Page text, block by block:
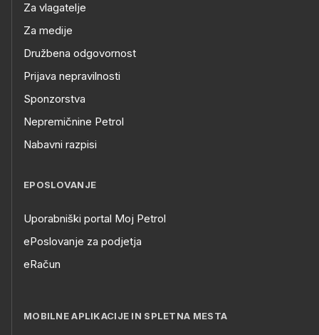
Za vlagatelje
Za medije
Družbena odgovornost
Prijava nepravilnosti
Sponzorstva
Nepremičnine Petrol
Nabavni razpisi
EPOSLOVANJE
Uporabniški portal Moj Petrol
ePoslovanje za podjetja
eRačun
MOBILNE APLIKACIJE IN SPLETNA MESTA